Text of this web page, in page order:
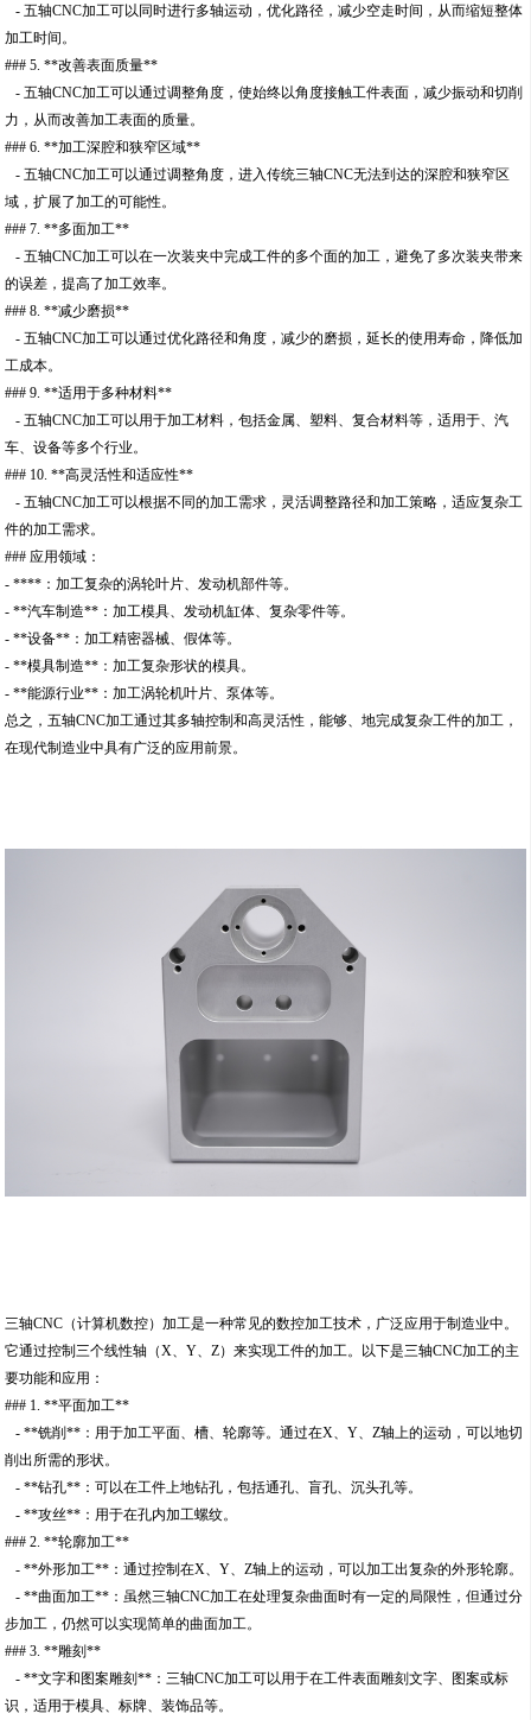
- 五轴CNC加工可以同时进行多轴运动，优化路径，减少空走时间，从而缩短整体
加工时间。
### 5. **改善表面质量**
- 五轴CNC加工可以通过调整角度，使始终以角度接触工件表面，减少振动和切削
力，从而改善加工表面的质量。
### 6. **加工深腔和狭窄区域**
- 五轴CNC加工可以通过调整角度，进入传统三轴CNC无法到达的深腔和狭窄区
域，扩展了加工的可能性。
### 7. **多面加工**
- 五轴CNC加工可以在一次装夹中完成工件的多个面的加工，避免了多次装夹带来
的误差，提高了加工效率。
### 8. **减少磨损**
- 五轴CNC加工可以通过优化路径和角度，减少的磨损，延长的使用寿命，降低加
工成本。
### 9. **适用于多种材料**
- 五轴CNC加工可以用于加工材料，包括金属、塑料、复合材料等，适用于、汽
车、设备等多个行业。
### 10. **高灵活性和适应性**
- 五轴CNC加工可以根据不同的加工需求，灵活调整路径和加工策略，适应复杂工
件的加工需求。
### 应用领域：
- ****：加工复杂的涡轮叶片、发动机部件等。
- **汽车制造**：加工模具、发动机缸体、复杂零件等。
- **设备**：加工精密器械、假体等。
- **模具制造**：加工复杂形状的模具。
- **能源行业**：加工涡轮机叶片、泵体等。
总之，五轴CNC加工通过其多轴控制和高灵活性，能够、地完成复杂工件的加工，
在现代制造业中具有广泛的应用前景。
三轴CNC（计算机数控）加工是一种常见的数控加工技术，广泛应用于制造业中。
它通过控制三个线性轴（X、Y、Z）来实现工件的加工。以下是三轴CNC加工的主
要功能和应用：
### 1. **平面加工**
- **铣削**：用于加工平面、槽、轮廓等。通过在X、Y、Z轴上的运动，可以地切
削出所需的形状。
- **钻孔**：可以在工件上地钻孔，包括通孔、盲孔、沉头孔等。
- **攻丝**：用于在孔内加工螺纹。
### 2. **轮廓加工**
- **外形加工**：通过控制在X、Y、Z轴上的运动，可以加工出复杂的外形轮廓。
- **曲面加工**：虽然三轴CNC加工在处理复杂曲面时有一定的局限性，但通过分
步加工，仍然可以实现简单的曲面加工。
### 3. **雕刻**
- **文字和图案雕刻**：三轴CNC加工可以用于在工件表面雕刻文字、图案或标
识，适用于模具、标牌、装饰品等。